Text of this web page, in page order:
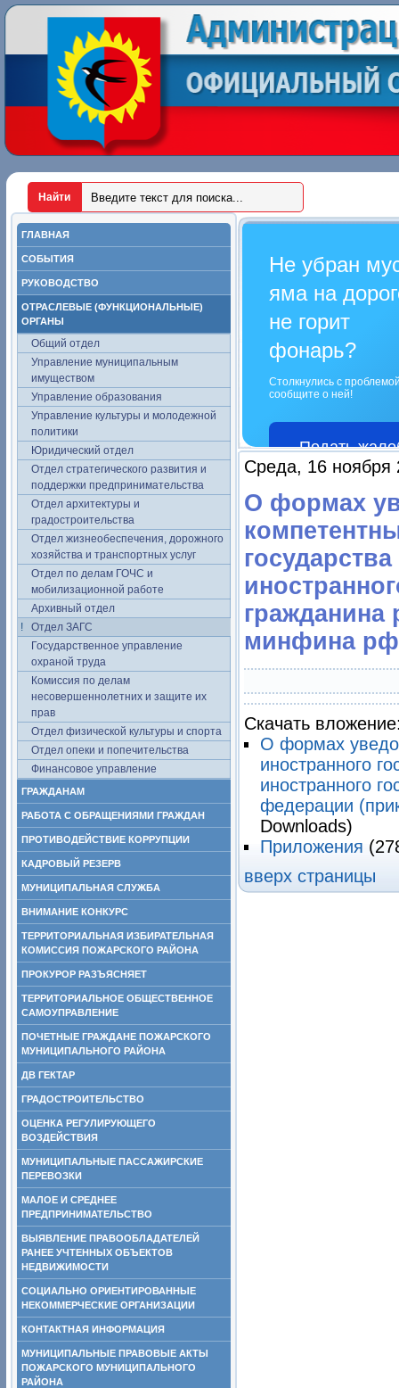
ГЛАВНАЯ
СОБЫТИЯ
РУКОВОДСТВО
ОТРАСЛЕВЫЕ (ФУНКЦИОНАЛЬНЫЕ)
ОРГАНЫ
Общий отдел
Управление муниципальным
имуществом
Управление образования
Управление культуры и молодежной
политики
Юридический отдел
Отдел стратегического развития и
поддержки предпринимательства
Отдел архитектуры и
градостроительства
Отдел жизнеобеспечения, дорожного
хозяйства и транспортных услуг
Отдел по делам ГОЧС и
мобилизационной работе
Архивный отдел
Отдел ЗАГС
Государственное управление
охраной труда
Комиссия по делам
несовершеннолетних и защите их
прав
Отдел физической культуры и спорта
Отдел опеки и попечительства
Финансовое управление
ГРАЖДАНАМ
РАБОТА С ОБРАЩЕНИЯМИ ГРАЖДАН
ПРОТИВОДЕЙСТВИЕ КОРРУПЦИИ
КАДРОВЫЙ РЕЗЕРВ
МУНИЦИПАЛЬНАЯ СЛУЖБА
ВНИМАНИЕ КОНКУРС
ТЕРРИТОРИАЛЬНАЯ ИЗБИРАТЕЛЬНАЯ
КОМИССИЯ ПОЖАРСКОГО РАЙОНА
ПРОКУРОР РАЗЪЯСНЯЕТ
ТЕРРИТОРИАЛЬНОЕ ОБЩЕСТВЕННОЕ
САМОУПРАВЛЕНИЕ
ПОЧЕТНЫЕ ГРАЖДАНЕ ПОЖАРСКОГО
МУНИЦИПАЛЬНОГО РАЙОНА
ДВ ГЕКТАР
ГРАДОСТРОИТЕЛЬСТВО
ОЦЕНКА РЕГУЛИРУЮЩЕГО
ВОЗДЕЙСТВИЯ
МУНИЦИПАЛЬНЫЕ ПАССАЖИРСКИЕ
ПЕРЕВОЗКИ
МАЛОЕ И СРЕДНЕЕ
ПРЕДПРИНИМАТЕЛЬСТВО
ВЫЯВЛЕНИЕ ПРАВООБЛАДАТЕЛЕЙ
РАНЕЕ УЧТЕННЫХ ОБЪЕКТОВ
НЕДВИЖИМОСТИ
СОЦИАЛЬНО ОРИЕНТИРОВАННЫЕ
НЕКОММЕРЧЕСКИЕ ОРГАНИЗАЦИИ
КОНТАКТНАЯ ИНФОРМАЦИЯ
МУНИЦИПАЛЬНЫЕ ПРАВОВЫЕ АКТЫ
ПОЖАРСКОГО МУНИЦИПАЛЬНОГО
РАЙОНА
Не убран
яма на
не горит
фонарь?
Столкнулись с
сообщите о ней!
Подать
Среда, 16 ноября
О формах
гражданина
минфина рф
Скачать
О формах
иностранного
иностранного
федерации
Downloads)
Приложения
вверх страницы